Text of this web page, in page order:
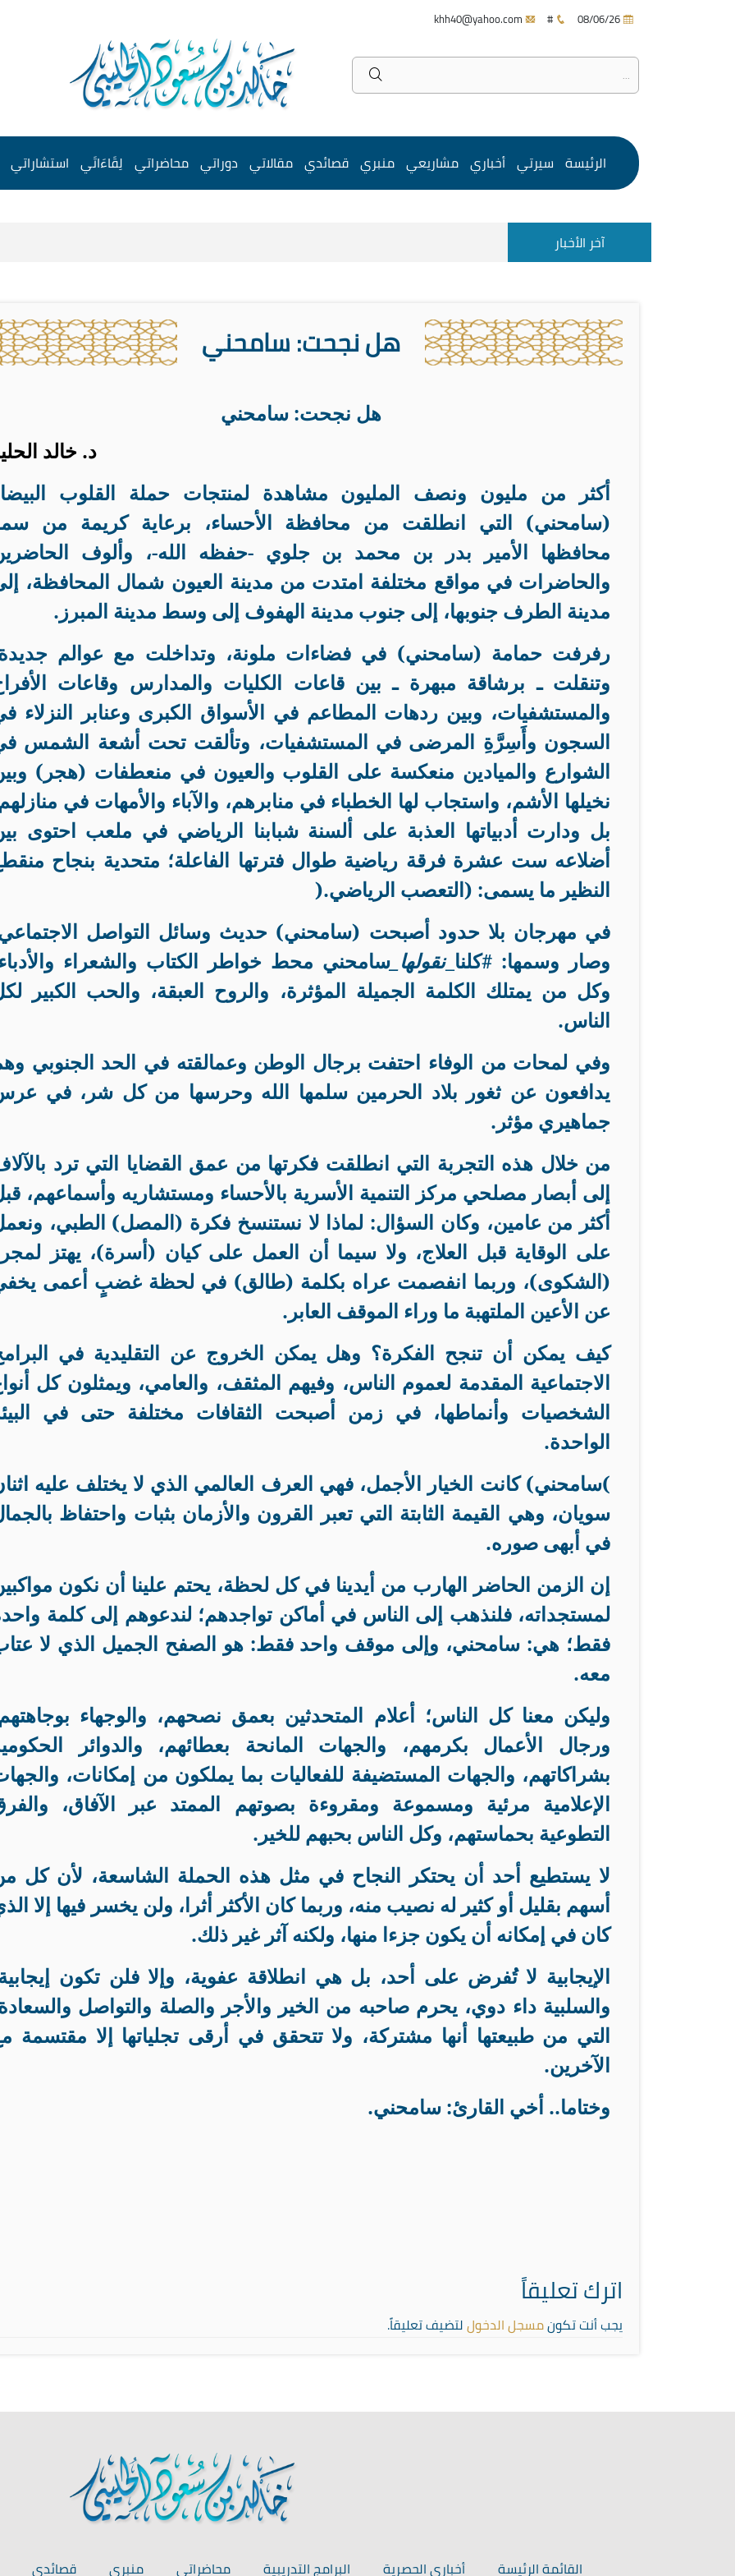
#
الرئيسة سيرتي أخباري مشاريعي منبري قصائدي مقالاتي دوراتي محاضراتي لِقَاءَاتَي استشاراتي
آخر الأخبار
هل نجحت: سامحني
هل نجحت: سامحني
د. خالد
أكثر من مليون ونصف المليون مشاهدة لمنتجات حملة القلوب
(سامحني) التي انطلقت من محافظة الأحساء، برعاية كريمة من
محافظها الأمير بدر بن محمد بن جلوي -حفظه الله-، وألوف
والحاضرات في مواقع مختلفة امتدت من مدينة العيون شمال المحافظة،
مدينة الطرف جنوبها، إلى جنوب مدينة الهفوف إلى وسط مدينة المبرز .
رفرفت حمامة (سامحني) في فضاءات ملونة، وتداخلت مع عوالم
وتنقلت ـ برشاقة مبهرة ـ بين قاعات الكليات والمدارس وقاعات
والمستشفيات، وبين ردهات المطاعم في الأسواق الكبرى وعنابر النزلاء
السجون وأَسِرَّةِ المرضى في المستشفيات، وتألقت تحت أشعة الشمس
الشوارع والميادين منعكسة على القلوب والعيون في منعطفات (هجر)
نخيلها الأشم، واستجاب لها الخطباء في منابرهم، والآباء والأمهات في
بل ودارت أدبياتها العذبة على ألسنة شبابنا الرياضي في ملعب احتوى
أضلاعه ست عشرة فرقة رياضية طوال فترتها الفاعلة؛ متحدية بنجاح
النظير ما يسمى: (التعصب الرياضي).
في مهرجان بلا حدود أصبحت (سامحني) حديث وسائل التواصل
وصار وسمها: #كلنا_نقولها_ سامحني محط خواطر الكتاب والشعراء
وكل من يمتلك الكلمة الجميلة المؤثرة، والروح العبقة، والحب الكبير
الناس.
وفي لمحات من الوفاء احتفت برجال الوطن وعمالقته في الحد الجنوبي
يدافعون عن ثغور بلاد الحرمين سلمها الله وحرسها من كل شر، في
جماهيري مؤثر .
من خلال هذه التجربة التي انطلقت فكرتها من عمق القضايا التي ترد
إلى أبصار مصلحي مركز التنمية الأسرية بالأحساء ومستشاريه وأسماعهم،
أكثر من عامين، وكان السؤال: لماذا لا نستنسخ فكرة (المصل) الطبي،
على الوقاية قبل العلاج، ولا سيما أن العمل على كيان (أسرة)، يهتز
(الشكوى)، وربما انفصمت عراه بكلمة (طالق) في لحظة غضبٍ أعمى
عن الأعين الملتهبة ما وراء الموقف العابر .
كيف يمكن أن تنجح الفكرة؟ وهل يمكن الخروج عن التقليدية في
الاجتماعية المقدمة لعموم الناس، وفيهم المثقف، والعامي، ويمثلون كل
الشخصيات وأنماطها، في زمن أصبحت الثقافات مختلفة حتى في
الواحدة.
(سامحني) كانت الخيار الأجمل، فهي العرف العالمي الذي لا يختلف عليه
سويان، وهي القيمة الثابتة التي تعبر القرون والأزمان بثبات واحتفاظ
في أبهى صوره.
إن الزمن الحاضر الهارب من أيدينا في كل لحظة، يحتم علينا أن نكون
لمستجداته، فلنذهب إلى الناس في أماكن تواجدهم؛ لندعوهم إلى كلمة
فقط؛ هي: سامحني، وإلى موقف واحد فقط: هو الصفح الجميل الذي لا
معه.
وليكن معنا كل الناس؛ أعلام المتحدثين بعمق نصحهم، والوجهاء
ورجال الأعمال بكرمهم، والجهات المانحة بعطائهم، والدوائر
بشراكاتهم، والجهات المستضيفة للفعاليات بما يملكون من إمكانات،
الإعلامية مرئية ومسموعة ومقروءة بصوتهم الممتد عبر الآفاق،
التطوعية بحماستهم، وكل الناس بحبهم للخير .
لا يستطيع أحد أن يحتكر النجاح في مثل هذه الحملة الشاسعة، لأن كل
أسهم بقليل أو كثير له نصيب منه، وربما كان الأكثر أثرا، ولن يخسر فيها إلا
كان في إمكانه أن يكون جزءا منها، ولكنه آثر غير ذلك.
الإيجابية لا تُفرض على أحد، بل هي انطلاقة عفوية، وإلا فلن تكون
والسلبية داء دوي، يحرم صاحبه من الخير والأجر والصلة والتواصل
التي من طبيعتها أنها مشتركة، ولا تتحقق في أرقى تجلياتها إلا مقتسمة
الآخرين.
وختاما.. أخي القارئ: سامحني.
اترك تعليقاً
يجب أنت تكونمسجل الدخوللتضيف تعليقاً.
القائمة الرئيسة أخباري الحصرية البرامج التدريبية محاضراتي منبري قصائدي